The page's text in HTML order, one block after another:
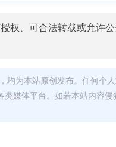
权、可合法转载或允许
均为本站原创发布。任何个
媒体平台。如若本站内容